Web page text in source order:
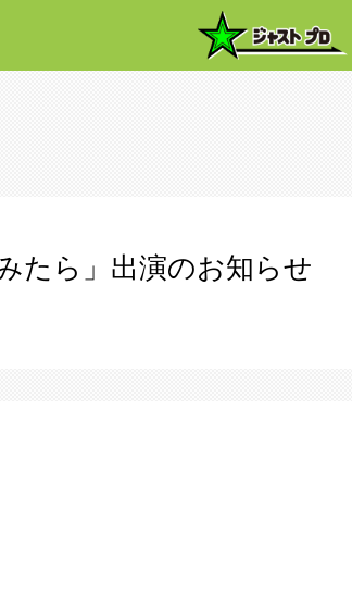
たら」出演のお知らせ